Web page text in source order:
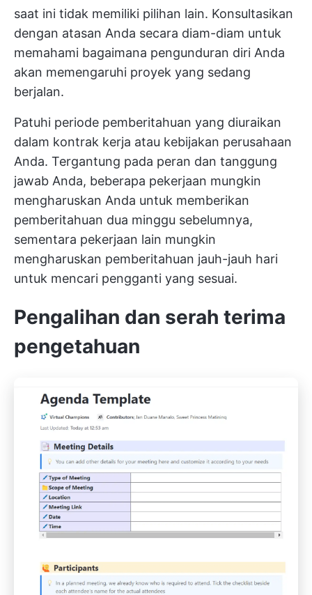
saat ini tidak memiliki pilihan lain. Konsultasikan
dengan atasan Anda secara diam-diam untuk
memahami bagaimana pengunduran diri Anda
akan memengaruhi proyek yang sedang
berjalan.
Patuhi periode pemberitahuan yang diuraikan
dalam kontrak kerja atau kebijakan perusahaan
Anda. Tergantung pada peran dan tanggung
jawab Anda, beberapa pekerjaan mungkin
mengharuskan Anda untuk memberikan
pemberitahuan dua minggu sebelumnya,
sementara pekerjaan lain mungkin
mengharuskan pemberitahuan jauh-jauh hari
untuk mencari pengganti yang sesuai.
Pengalihan dan serah terima
pengetahuan